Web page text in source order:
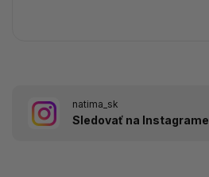
natima_sk
Sledovať na Instagrame